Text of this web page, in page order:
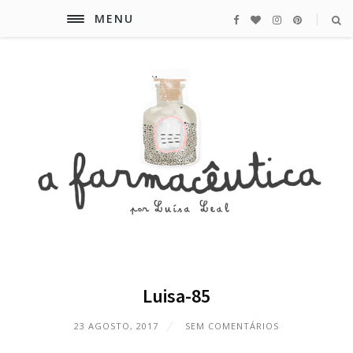
MENU
Luisa-85
23 AGOSTO, 2017 SEM COMENTÁRIOS